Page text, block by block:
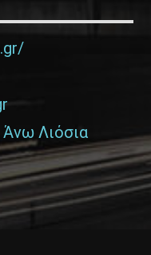
Λιόσια